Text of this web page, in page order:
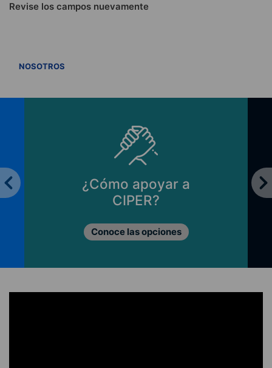
Revise los campos nuevamente
NOSOTROS
¿Cómo apoyar a
CIPER?
Conoce las opciones